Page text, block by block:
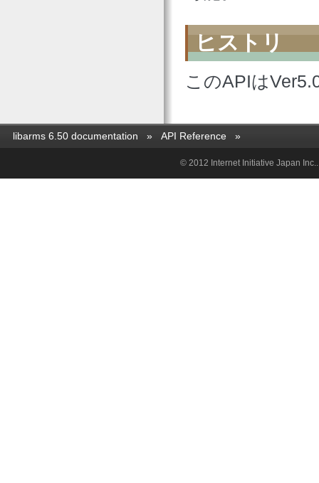
ヒストリ
このAPIは
libarms 6.50 documentation » API Reference »
© 2012 Internet Initiative Japan